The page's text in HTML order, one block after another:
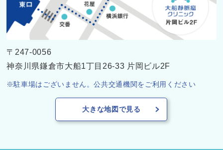
〒247-0056
神奈川県鎌倉市大船1丁目26-33 片岡ビル2F
駐車場はございません。公共交通機関をご利用ください
大きな地図で見る